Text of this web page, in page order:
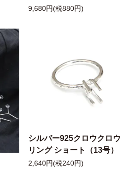
9,680円(税880円)
シルバー925クロウクロウ
リング ショート（13号）
2,640円(税240円)